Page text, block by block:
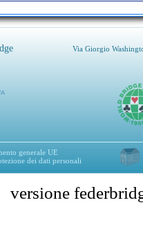
Via Giorgio
generale UE
dei dati personali
versione